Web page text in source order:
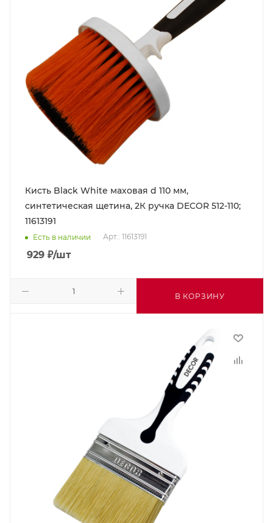
Кисть Black White маховая d 110 мм,
синтетическая щетина, 2К ручка DECOR 512-110;
11613191
Есть в наличии Арт.: 11613191
929 ₽/шт
В КОРЗИНУ